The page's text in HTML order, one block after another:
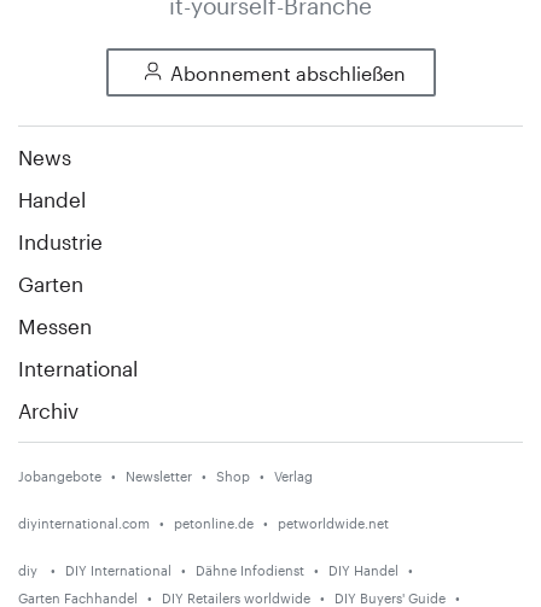
Abonnement abschließen
News
Handel
Industrie
Garten
Messen
International
Archiv
Jobangebote Newsletter Shop Verlag
diyinternational.com petonline.de petworldwide.net
diy DIY International Dähne Infodienst
DIY Handel
Garten Fachhandel
DIY Retailers worldwide DIY Buyers' Guide